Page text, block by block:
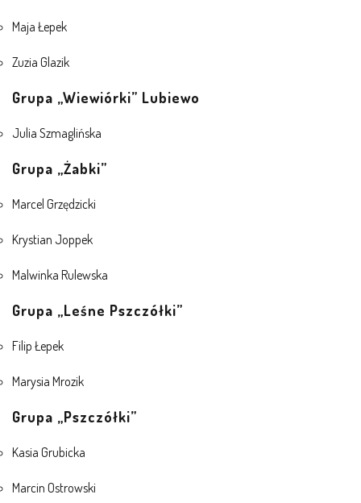
AKTUALNOŚCI
DOKUMENTY DO POBRANIA
OBIADY
ANKIETY
COVID – 19
BIP
E-DZIENNIK
Maja Łepek
Zuzia Glazik
Grupa „Wiewiórki” Lubiewo
Julia Szmaglińska
Grupa „Żabki”
Marcel Grzędzicki
Krystian Joppek
Malwinka Rulewska
Grupa „Leśne Pszczółki”
Filip Łepek
Marysia Mrozik
Grupa „Pszczółki”
Kasia Grubicka
Marcin Ostrowski